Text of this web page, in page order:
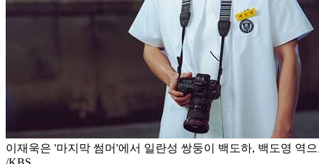
이재욱은 '마지막 썸머'에서 일란성 쌍둥이 백도하, 백도영 역